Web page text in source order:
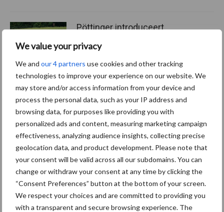
We value your privacy
We and our 4 partners use cookies and other tracking
technologies to improve your experience on our website. We
may store and/or access information from your device and
process the personal data, such as your IP address and
browsing data, for purposes like providing you with
personalized ads and content, measuring marketing campaign
effectiveness, analyzing audience insights, collecting precise
geolocation data, and product development. Please note that
your consent will be valid across all our subdomains. You can
change or withdraw your consent at any time by clicking the
“Consent Preferences” button at the bottom of your screen.
We respect your choices and are committed to providing you
with a transparent and secure browsing experience. The
Pöttinger introduceert
zwadhark in de hef
Themapagina's
Diergezondheid Bemesting Fokkerij
Bedrijfsnieuws
Ligbox &
Voerhekken